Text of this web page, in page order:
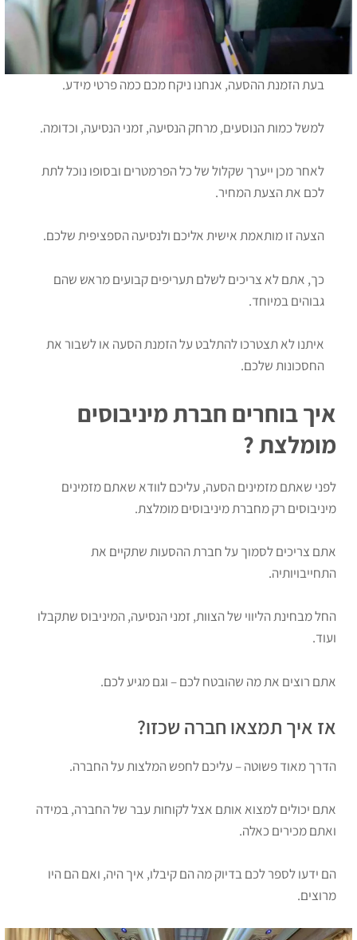
בעת הזמנת ההסעה, אנחנו ניקח מכם כמה פרטי מידע.
למשל כמות הנוסעים, מרחק הנסיעה, זמני הנסיעה, וכדומה.
לאחר מכן ייערך שקלול של כל הפרמטרים ובסופו נוכל לתת
לכם את הצעת המחיר.
הצעה זו מותאמת אישית אליכם ולנסיעה הספציפית שלכם.
כך, אתם לא צריכים לשלם תעריפים קבועים מראש שהם
גבוהים במיוחד.
איתנו לא תצטרכו להתלבט על הזמנת הסעה או לשבור את
החסכונות שלכם.
איך בוחרים חברת מיניבוסים
מומלצת ?
לפני שאתם מזמינים הסעה, עליכם לוודא שאתם מזמינים
מיניבוסים רק מחברת מיניבוסים מומלצת.
אתם צריכים לסמוך על חברת ההסעות שתקיים את
התחייבויותיה.
החל מבחינת הליווי של הצוות, זמני הנסיעה, המיניבוס שתקבלו
ועוד.
אתם רוצים את מה שהובטח לכם – וגם מגיע לכם.
אז איך תמצאו חברה שכזו?
הדרך מאוד פשוטה – עליכם לחפש המלצות על החברה.
אתם יכולים למצוא אותם אצל לקוחות עבר של החברה, במידה
ואתם מכירים כאלה.
הם ידעו לספר לכם בדיוק מה הם קיבלו, איך היה, ואם הם היו
מרוצים.